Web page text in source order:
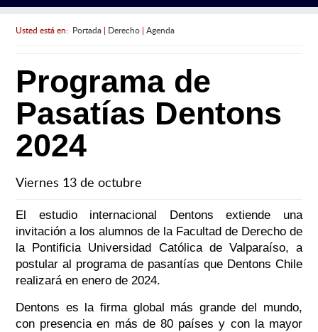
Usted está en: Portada| Derecho| Agenda
Programa de
Pasatías Dentons
2024
Viernes 13 de octubre
El estudio internacional Dentons extiende una
invitación a los alumnos de la Facultad de Derecho de
la Pontificia Universidad Católica de Valparaíso, a
postular al programa de pasantías que Dentons Chile
realizará en enero de 2024.
Dentons es la firma global más grande del mundo,
con presencia en más de 80 países y con la mayor